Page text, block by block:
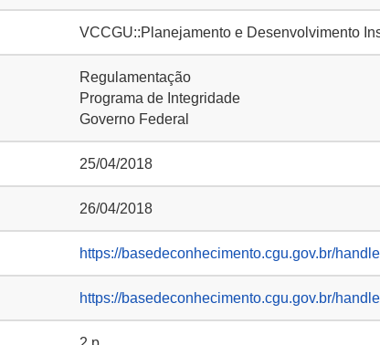
VCCGU::Planejamento e Desenvolvimento
Regulamentação
Programa de Integridade
Governo Federal
25/04/2018
26/04/2018
https://basedeconhecimento.cgu.gov.br/
https://basedeconhecimento.cgu.gov.br/